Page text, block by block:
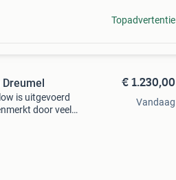
Topadvertentie
is uitgevoerd
door veel
€ 1.230,00
Vandaag